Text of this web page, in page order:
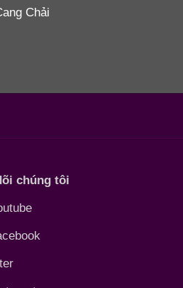
Chải
chúng tôi